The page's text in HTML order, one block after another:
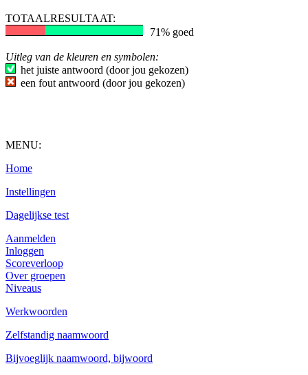
TOTAALRESULTAAT:
71% goed
Uitleg van de kleuren en symbolen:
het juiste antwoord (door jou gekozen)
een fout antwoord (door jou gekozen)
MENU:
Home
Instellingen
Dagelijkse test
Aanmelden
Inloggen
Scoreverloop
Over groepen
Niveaus
Werkwoorden
Zelfstandig naamwoord
Bijvoeglijk naamwoord, bijwoord